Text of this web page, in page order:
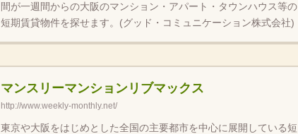
間が一週間からの大阪のマンション・アパート・タウンハウス等の
短期賃貸物件を探せます。(グッド・コミュニケーション株式会社)
マンスリーマンションリブマックス
http://www.weekly-monthly.net/
東京や大阪をはじめとした全国の主要都市を中心に展開している短